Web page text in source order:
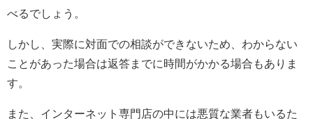
べるでしょう。
しかし、実際に対面での相談ができないため、わからない
ことがあった場合は返答までに時間がかかる場合もありま
す。
また、インターネット専門店の中には悪質な業者もいるた